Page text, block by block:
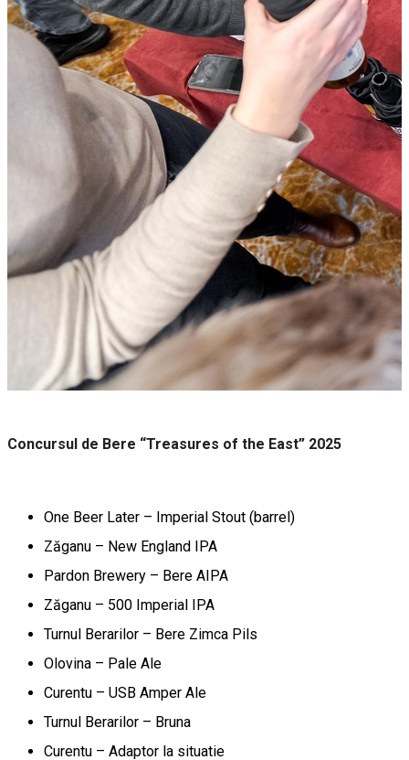
Concursul de Bere “Treasures of the East” 2025
One Beer Later – Imperial Stout (barrel)
Zăganu – New England IPA
Pardon Brewery – Bere AIPA
Zăganu – 500 Imperial IPA
Turnul Berarilor – Bere Zimca Pils
Olovina – Pale Ale
Curentu – USB Amper Ale
Turnul Berarilor – Bruna
Curentu – Adaptor la situatie